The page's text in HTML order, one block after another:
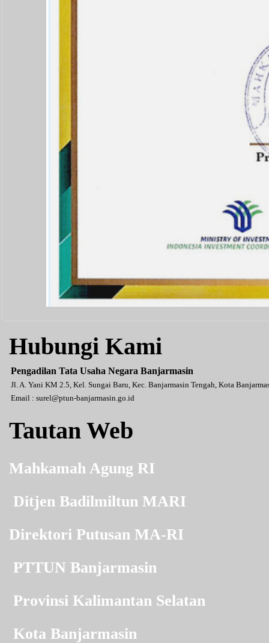
Hubungi Kami
Pengadilan Tata Usaha Negara Banjarmasin
Jl. A. Yani KM 2.5, Kel. Sungai Baru, Kec. Banjarmasin Tengah, Kota
Email : surel@ptun-banjarmasin.go.id
Tautan Web
Mahkamah Agung RI
Ditjen Badilmiltun MARI
Direktori Putusan MA-RI
PTTUN Banjarmasin
Provinsi Kalimantan Selatan
Kota Banjarmasin